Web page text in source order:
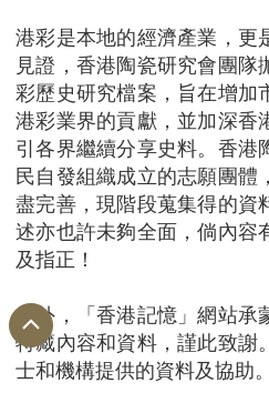
港彩是本地的經濟產業，更
見證，香港陶瓷研究會團隊
彩歷史研究檔案，旨在增加
港彩業界的貢獻，並加深香
引各界繼續分享史料。香港
民自發組織成立的志願團體
盡完善，現階段蒐集得的資
述亦也許未夠全面，倘內容
及指正！
另外，「香港記憶」網站承
特藏內容和資料，謹此致謝
士和機構提供的資料及協助。